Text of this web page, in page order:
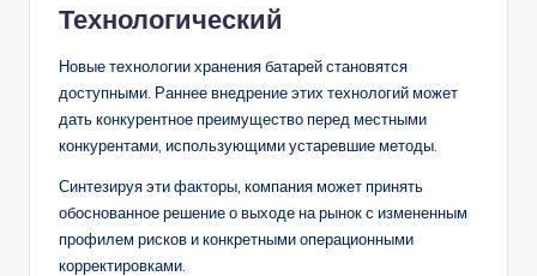
Технологический
Новые технологии хранения батарей становятся
доступными. Раннее внедрение этих технологий может
дать конкурентное преимущество перед местными
конкурентами, использующими устаревшие методы.
Синтезируя эти факторы, компания может принять
обоснованное решение о выходе на рынок с измененным
профилем рисков и конкретными операционными
корректировками.